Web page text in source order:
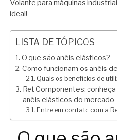
Volante para máquinas
ideal!
LISTA DE TÓPICOS
O que são anéis elásticos?
Como funcionam os anéis
Quais os benefícios de
Ret Componentes:
anéis elásticos do mercado
Entre em contato com a